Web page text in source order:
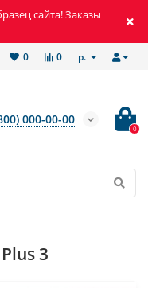
сайта! Заказы
р.
0
0
000-00-00
0
3